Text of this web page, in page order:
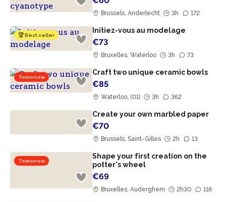
Brussels, Anderlecht 3h 172
🏆 Best seller
Initiez-vous au modelage
€73
Bruxelles, Waterloo 3h 73
Tomorrow
Craft two unique ceramic bowls
€85
Waterloo, (01) 3h 362
Create your own marbled paper
€70
Brussels, Saint-Gilles 2h 13
Tomorrow
Shape your first creation on the
potter's wheel
€69
Bruxelles, Auderghem 2h30 118